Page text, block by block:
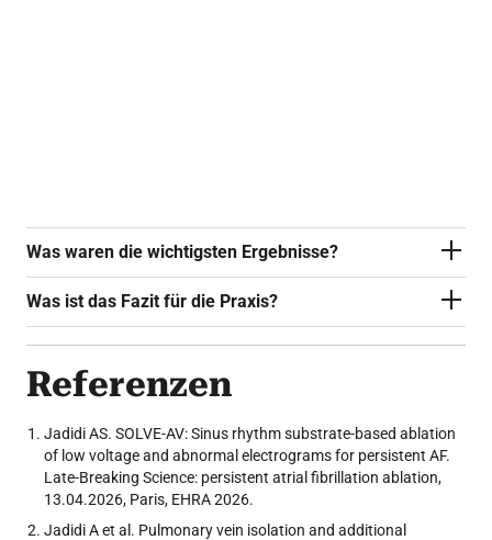
Was waren die wichtigsten Ergebnisse?
Was ist das Fazit für die Praxis?
Referenzen
Jadidi AS. SOLVE-AV: Sinus rhythm substrate-based ablation
of low voltage and abnormal electrograms for persistent AF.
Late-Breaking Science: persistent atrial fibrillation ablation,
13.04.2026, Paris, EHRA 2026.
Jadidi A et al. Pulmonary vein isolation and additional